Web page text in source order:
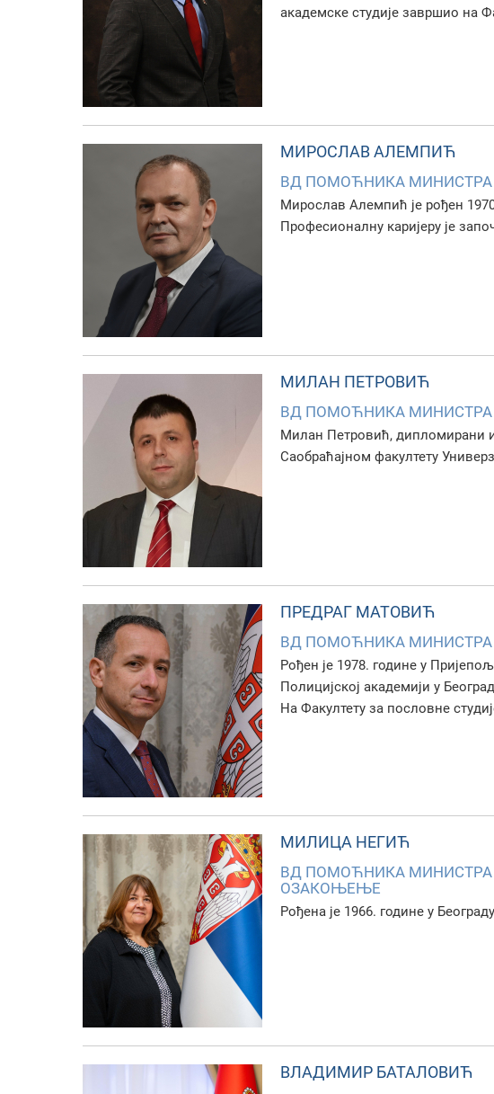
академске студије завршио на
МИРОСЛАВ АЛЕМПИЋ
ВД ПОМOЋНИКА МИНИСТРА
Мирослав Алемпић је рођен
Професионалну каријеру је
МИЛАН ПЕТРОВИЋ
ВД ПОМOЋНИКА МИНИСТРА
Mилан Петровић, дипломирани
Саобраћајном факултету
ПРЕДРАГ МАТОВИЋ
ВД ПОМОЋНИКА МИНИСТРА
Рођен је 1978. године у
Полицијској академији у
На Факултету за пословне
МИЛИЦА НЕГИЋ
ВД ПОМОЋНИКA МИНИСТРА
ОЗАКОЊЕЊЕ
Рођена је 1966. године у
ВЛАДИМИР БАТАЛОВИЋ